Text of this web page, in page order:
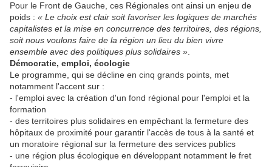
Pour le Front de Gauche, ces Régionales ont ainsi un enjeu de
poids : « Le choix est clair soit favoriser les logiques de marchés
capitalistes et la mise en concurrence des territoires, des régions,
soit nous voulons faire de la région un lieu du bien vivre
ensemble avec des politiques plus solidaires »
Démocratie, emploi, écologie
Le programme, qui se décline en cinq grands points, met
notamment l'accent sur :
- l'emploi avec la création d'un fond régional pour l'emploi et la
formation
- des territoires plus solidaires en empêchant la fermeture des
hôpitaux de proximité pour garantir l'accès de tous à la santé et
un moratoire régional sur la fermeture des services publics
- une région plus écologique en développant notamment le fret